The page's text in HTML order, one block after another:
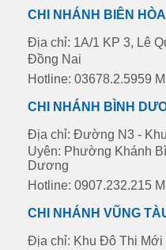
CHI NHÁNH BIÊN
Địa chỉ: 1A/1 KP 3, Lê
Đồng Nai
Hotline: 03678.2.5959
CHI NHÁNH BÌNH
Địa chỉ: Đường N3 -
Uyên: Phường Khánh
Dương
Hotline: 0907.232.215
CHI NHÁNH VŨNG
Địa chỉ: Khu Đô Thi Mới